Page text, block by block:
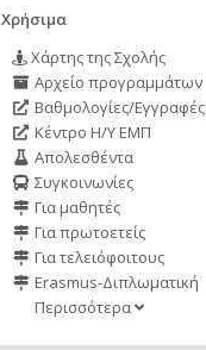
Χρήσιμα
Χάρτης της Σχολής
Αρχείο προγραμμάτων
Βαθμολογίες/Εγγραφές
Κέντρο Η/Υ ΕΜΠ
Απολεσθέντα
Συγκοινωνίες
Για μαθητές
Για πρωτοετείς
Για τελειόφοιτους
Erasmus-Διπλωματική
Περισσότερα